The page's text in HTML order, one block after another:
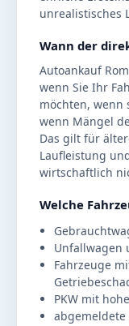
unrealistisches
Wann der
Autoankauf
wenn Sie Ihr
möchten, wenn
wenn Mängel
Das gilt für
Laufleistung
wirtschaftlich
Welche
Unfallwagen
Fahrzeuge
PKW mit
abgemeldete